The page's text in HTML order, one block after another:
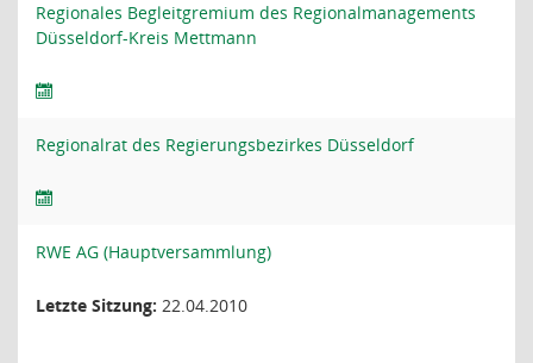
Regionales Begleitgremium des Regionalmanagements
Düsseldorf-Kreis Mettmann
Regionalrat des Regierungsbezirkes Düsseldorf
RWE AG (Hauptversammlung)
Letzte Sitzung: 22.04.2010